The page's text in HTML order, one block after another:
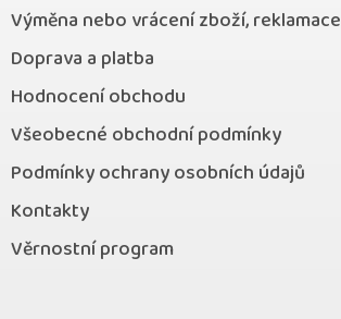
Výměna nebo vrácení zboží, reklamace
Doprava a platba
Hodnocení obchodu
Všeobecné obchodní podmínky
Podmínky ochrany osobních údajů
Kontakty
Věrnostní program